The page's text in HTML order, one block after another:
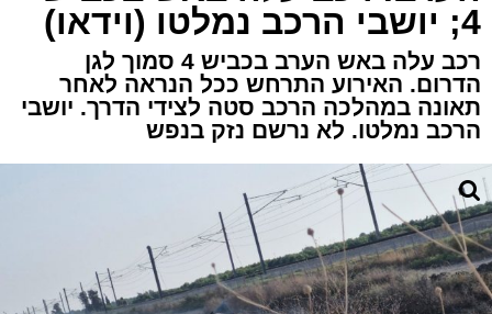
4; יושבי הרכב נמלטו (וידאו)
רכב עלה באש הערב בכביש 4 סמוך לגן
הדרום. האירוע התרחש ככל הנראה לאחר
תאונה במהלכה הרכב סטה לצידי הדרך. יושבי
הרכב נמלטו. לא נרשם נזק בנפש